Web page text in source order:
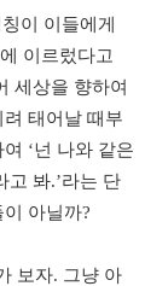
이 이들에게
이르렀다고
세상을 향하여
태어날 때부
‘넌 나와 같은
고 봐.’라는 단
아닐까?
보자. 그냥 아